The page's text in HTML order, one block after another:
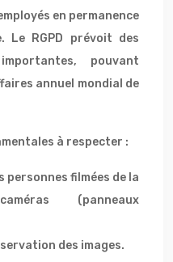
en permanence
Le RGPD prévoit des
pouvant
annuel mondial de
à respecter :
personnes filmées de la
(panneaux
des images.